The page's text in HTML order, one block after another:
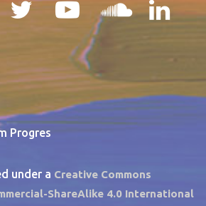
Progres
under a Creative Commons
ShareAlike 4.0 International